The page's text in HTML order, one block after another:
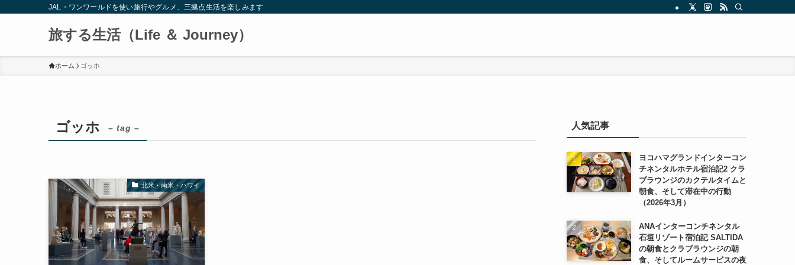
JAL・ワンワールドを使い旅行やグルメ、三拠点生活を楽しみます
旅する生活（Life ＆ Journey）
ホーム ゴッホ
ゴッホ – tag –
北米・南米・ハワイ
人気記事
ヨコハマグランドインターコン
チネンタルホテル宿泊記2 クラ
ブラウンジのカクテルタイムと
朝食、そして滞在中の行動
（2026年3月）
ANAインターコンチネンタル
石垣リゾート宿泊記 SALTIDA
の朝食とクラブラウンジの朝
食、そしてルームサービスの夜